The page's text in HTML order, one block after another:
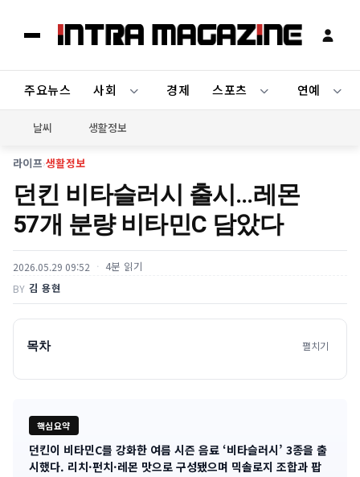
주요뉴스 사회 경제 스포츠 연예
날씨 생활정보
라이프›생활정보
던킨 비타슬러시 출시…레몬
57개 분량 비타민C 담았다
2026.05.29 09:52 4분 읽기
BY 김 용현
목차 펼치기
핵심요약
기
던킨이 비타민C를 강화한 여름 시즌 음료 ‘비타슬러시’ 3종을 출
시했다. 리치·펀치·레몬 맛으로 구성됐으며 믹솔로지 조합과 팝